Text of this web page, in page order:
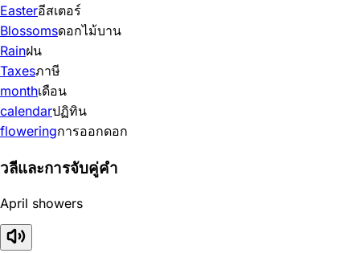
Easterอีสเตอร์
Blossomsดอกไม้บาน
Rainฝน
Taxesภาษี
monthเดือน
calendarปฏิทิน
floweringการออกดอก
วลีและการจับคู่คำ
April showers